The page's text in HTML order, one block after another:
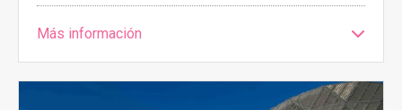
Más información